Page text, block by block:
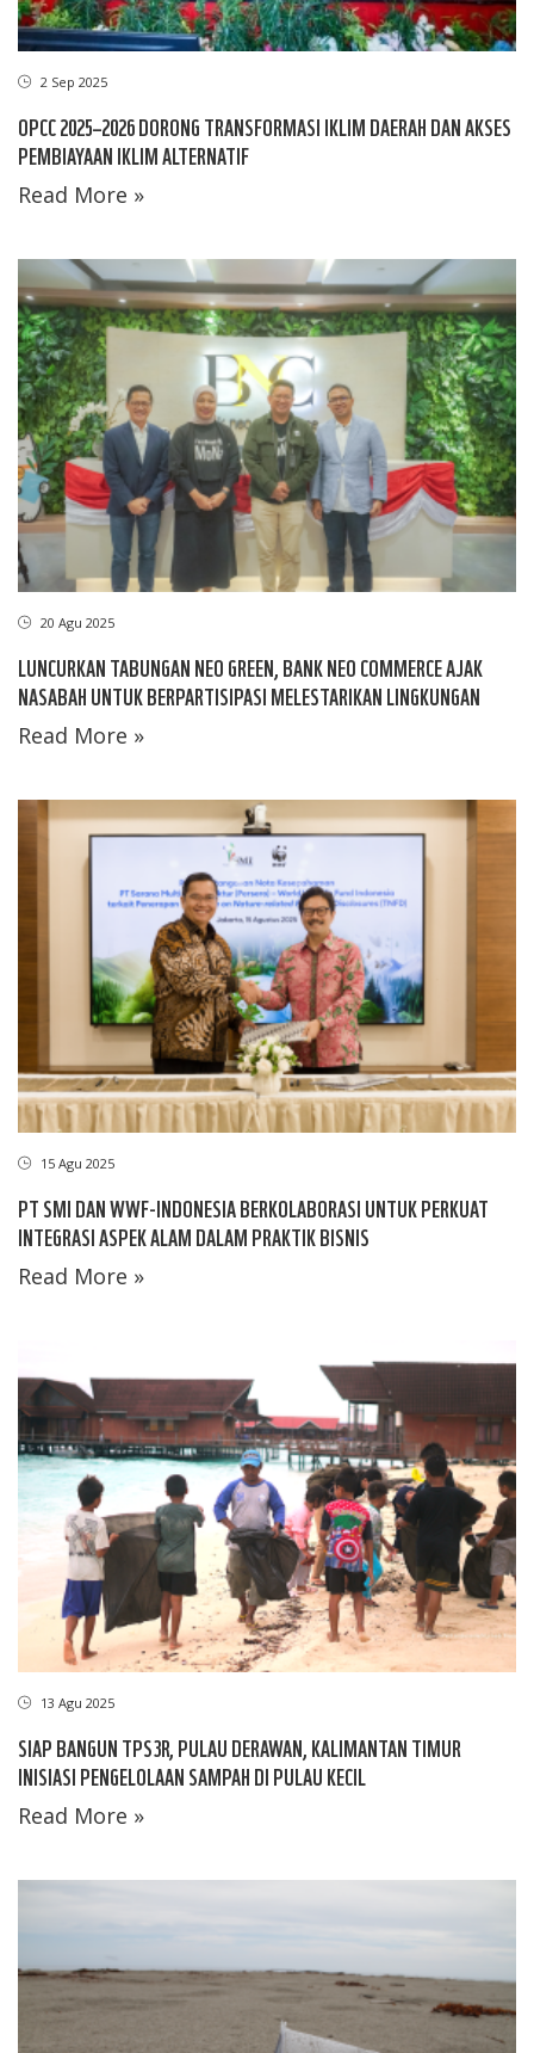
2 Sep 2025
OPCC 2025–2026 DORONG TRANSFORMASI IKLIM DAERAH DAN AKSES
PEMBIAYAAN IKLIM ALTERNATIF
Read More »
20 Agu 2025
LUNCURKAN TABUNGAN NEO GREEN, BANK NEO COMMERCE AJAK
NASABAH UNTUK BERPARTISIPASI MELESTARIKAN LINGKUNGAN
Read More »
15 Agu 2025
PT SMI DAN WWF-INDONESIA BERKOLABORASI UNTUK PERKUAT
INTEGRASI ASPEK ALAM DALAM PRAKTIK BISNIS
Read More »
13 Agu 2025
SIAP BANGUN TPS3R, PULAU DERAWAN, KALIMANTAN TIMUR
INISIASI PENGELOLAAN SAMPAH DI PULAU KECIL
Read More »